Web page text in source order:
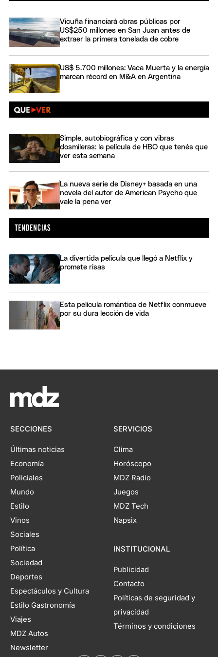
Vicuña financiará obras públicas por
US$250 millones en San Juan antes de
extraer la primera tonelada de cobre
US$ 5.700 millones: Vaca Muerta y la energía
marcan récord en M&A en Argentina
Simple, autobiográfica y con vibras
dosmileras: la película de HBO que tenés que
ver esta semana
La nueva serie de Disney+ basada en una
novela del autor de American Psycho que
vale la pena ver
La divertida película que llegó a Netflix y
promete risas
Esta película romántica de Netflix conmueve
por su dura lección de vida
SECCIONES
Últimas noticias
Economía
Policiales
Mundo
Estilo
Vinos
Sociales
Política
Sociedad
Deportes
Espectáculos y Cultura
Estilo Gastronomía
Viajes
MDZ Autos
Newsletter
SERVICIOS
Clima
Horóscopo
MDZ Radio
Juegos
MDZ Tech
Napsix
INSTITUCIONAL
Publicidad
Contacto
Políticas de seguridad y
privacidad
Términos y condiciones